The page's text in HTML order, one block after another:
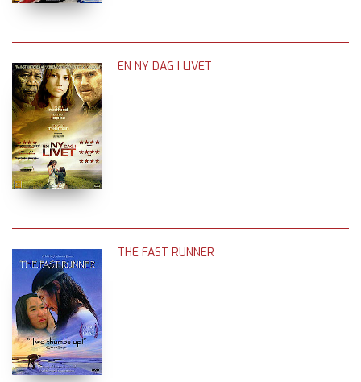
EN NY DAG I LIVET
THE FAST RUNNER